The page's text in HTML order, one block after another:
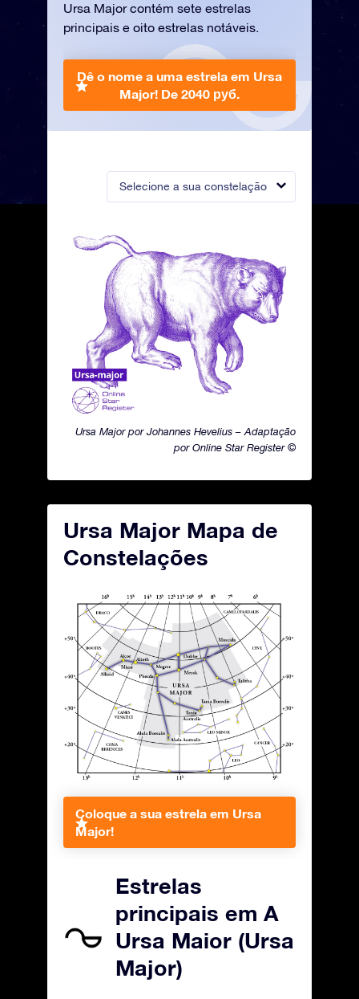
Selecione a sua constelação
Ursa Major por Johannes Hevelius – Adaptação
por Online Star Register ©
Ursa Major contém sete estrelas
principais e oito estrelas notáveis.
Dê o nome a uma estrela em Ursa
Major! De 2040 руб.
Ursa Major Mapa de
Constelações
Coloque a sua estrela em Ursa
Major!
Estrelas
principais em A
Ursa Maior (Ursa
Major)